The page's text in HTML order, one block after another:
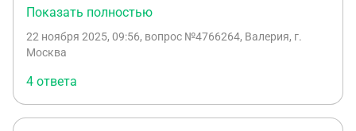
он алголик и чем дальше тем становится хуже. У
этом момент ему плевать на меня, на
друзей Алкашей,которые этим пользуются. Он
уже ломал себе челюсть,но ничего не момогает.
Из недели 4 дня он пьёт, а три дня нормальный
Показать полностью
22 ноября 2025, 09:56, вопрос №4766264, Валерия, г.
Москва
4 ответа